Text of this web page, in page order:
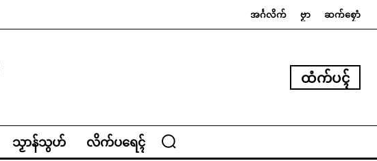
အၚ်္ဂလိက် ဗၟာ ဆက်စၠောံ
ထံက်ပၚ်
သၟာန်သွဟ် လိက်ပရေၚ်